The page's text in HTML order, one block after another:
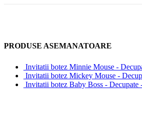
PRODUSE ASEMANATOARE
Invitatii botez Minnie Mouse -
Invitatii botez Mickey Mouse -
Invitatii botez Baby Boss -